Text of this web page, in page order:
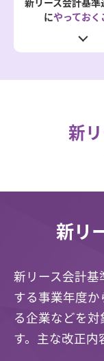
新リース会計基準
にやっておく
新
新リ
新リース会計基
する事業年度
る企業などを
す。主な改正内